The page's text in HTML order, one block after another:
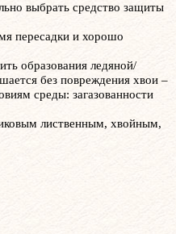
выбрать средство защиты
пересадки и хорошо
образования ледяной/
без повреждения хвои –
среды: загазованности
лиственным, хвойным,